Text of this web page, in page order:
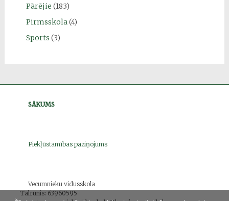
Pārējie (183)
Pirmsskola(4)
Sports (3)
SĀKUMS
Piekļūstamības paziņojums
Vecumnieku vidusskola
Tālrunis: 63960595